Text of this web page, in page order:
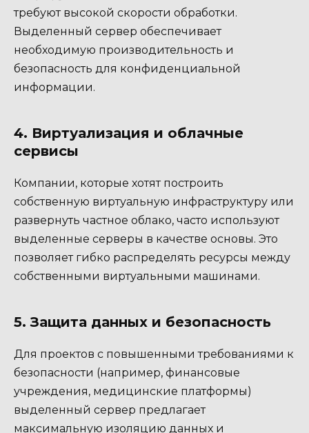
требуют высокой скорости обработки.
Выделенный сервер обеспечивает
необходимую производительность и
безопасность для конфиденциальной
информации.
4. Виртуализация и облачные
сервисы
Компании, которые хотят построить
собственную виртуальную инфраструктуру или
развернуть частное облако, часто используют
выделенные серверы в качестве основы. Это
позволяет гибко распределять ресурсы между
собственными виртуальными машинами.
5. Защита данных и безопасность
Для проектов с повышенными требованиями к
безопасности (например, финансовые
учреждения, медицинские платформы)
выделенный сервер предлагает
максимальную изоляцию данных и